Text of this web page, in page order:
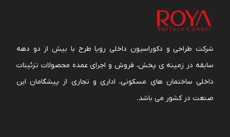
شرکت طراحی و دکوراسیون داخلی رویا طرح با بیش از دو دهه
سابقه در زمینه ی پخش، فروش و اجرای عمده محصولات تزئینات
داخلی ساختمان های مسکونی، اداری و تجاری از پیشگامان این
صنعت در کشور می باشد.